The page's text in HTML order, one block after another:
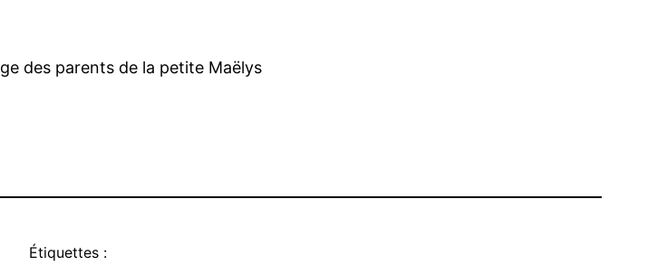
des parents de la petite Maëlys
Étiquettes :